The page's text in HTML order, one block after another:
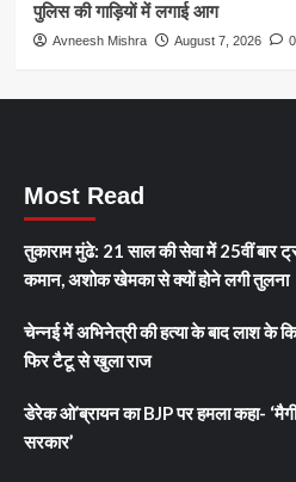
पुलिस की गाड़ियों में लगाई आग
Avneesh Mishra August 7, 2026 0
Most Read
तुकाराम मुंढे: 21 साल की सेवा में 25वीं बार
कमान, अशोक खेमका से क्यों होने लगी तुलना
चेन्नई में अभिनेत्री की हत्या के बाद लाश के
फिर टैटू से खुला राज
डेरेक ओ’ब्रायन का BJP पर हमला कहा-
सरकार’